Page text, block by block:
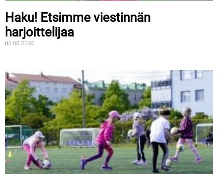
Haku! Etsimme viestinnän
harjoittelijaa
05.08.2026